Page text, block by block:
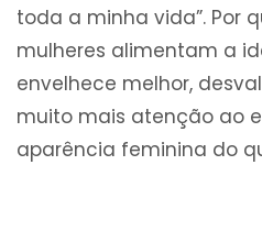
toda a minha vida”. Por
mulheres alimentam a
envelhece melhor,
muito mais atenção ao
aparência feminina do